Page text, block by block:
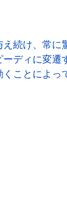
続け、常に
ディに変遷
ことによっ